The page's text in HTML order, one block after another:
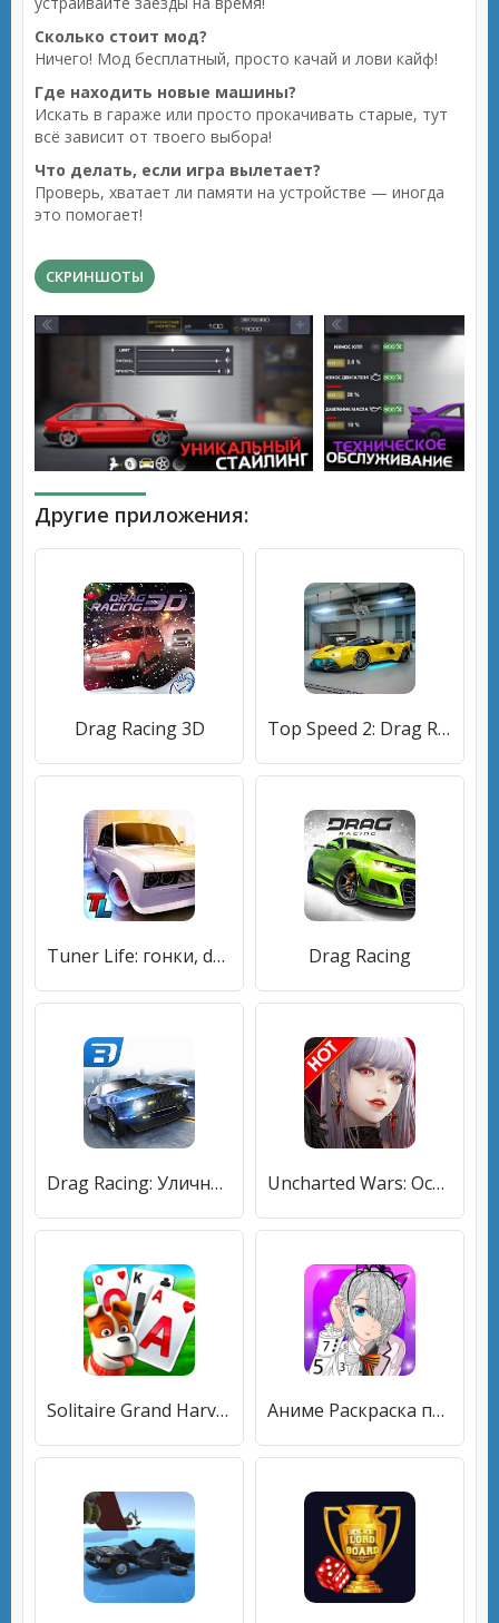
Сколько стоит мод?
Ничего! Мод бесплатный, просто качай и лови кайф!
Где находить новые машины?
Искать в гараже или просто прокачивать старые, тут
всё зависит от твоего выбора!
Что делать, если игра вылетает?
Проверь, хватает ли памяти на устройстве — иногда
это помогает!
СКРИНШОТЫ
Другие приложения:
Drag Racing 3D Top Speed 2: Drag Rivals & Nitro Racing
Tuner Life: гонки, drag racing Drag Racing
Drag Racing: Уличные гонки Uncharted Wars: Oceans & Empires
Solitaire Grand Harvest Аниме Раскраска по Номерам